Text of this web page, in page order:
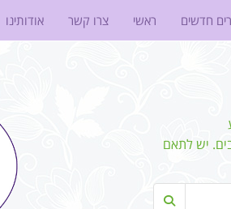
יש לתאם
חדשים ראשי צרו קשר אודותינו